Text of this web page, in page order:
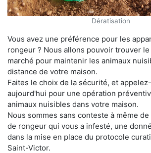
Dératisation
Vous avez une préférence pour les
rongeur ? Nous allons pouvoir trouver
marché pour maintenir les animaux
distance de votre maison.
Faites le choix de la sécurité, et
aujourd'hui pour une opération
animaux nuisibles dans votre maison.
Nous sommes sans conteste à même
de rongeur qui vous a infesté, une
dans la mise en place du protocole
Saint-Victor.